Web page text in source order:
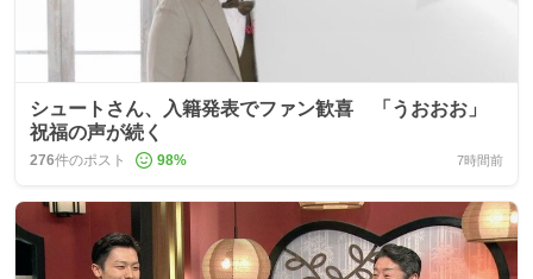
シュートさん、入籍発表でファン歓喜 「うおおお」
祝福の声が続く
276件のポスト 98% 7時間前